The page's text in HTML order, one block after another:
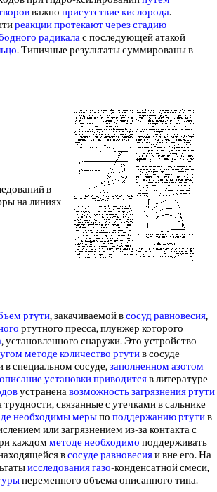
важно присутствие кислорода.
реакции протекаютчерез стадию
радикалас последующей атакой
. Типичные результаты суммированы в
в
на линиях
ртути, закачиваемой всосуд равновесия,
ртутного пресса, плунжер которого
, установленного снаружи. Это устройство
методе количество ртутив сосуде
в специальном сосуде,заполненном азотом
установки приводитсяв литературе
устраненавозможность загрязненияртути
связанные с утечками в сальнике
необходимы мерыпо поддержанию ртутив
или загрязнением из-за контакта с
каждом методе необходимо поддерживать
всосуде равновесияи вне его. На
исследования газо-конденсатной смеси,
переменного объема описанного типа.